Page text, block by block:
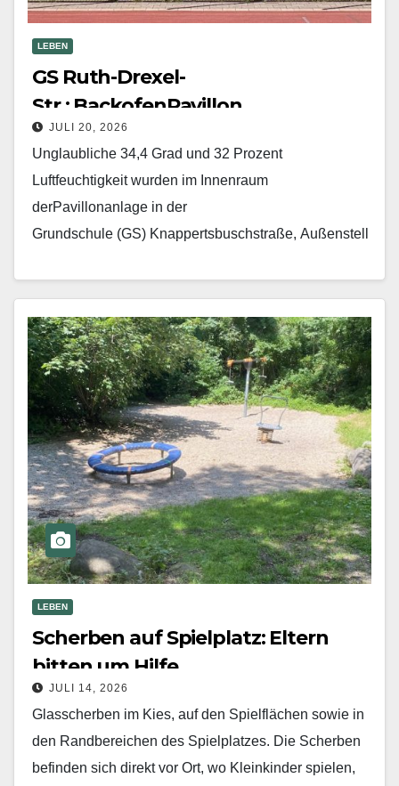
LEBEN
GS Ruth-Drexel-
Str.: BackofenPavillon
JULI 20, 2026
Unglaubliche 34,4 Grad und 32 Prozent
Luftfeuchtigkeit wurden im Innenraum
derPavillonanlage in der
Grundschule (GS) Knappertsbuschstraße, Außenstell
Fraktion im Bezirksausschuss forderte jetzt per
Dringlichkeitsantrag die Sicherstellung eines
hitzetauglichen…
Mehr erfahren
LEBEN
Scherben auf Spielplatz: Eltern
bitten um Hilfe
JULI 14, 2026
Glasscherben im Kies, auf den Spielflächen sowie in
den Randbereichen des Spielplatzes. Die Scherben
befinden sich direkt vor Ort, wo Kleinkinder spielen,